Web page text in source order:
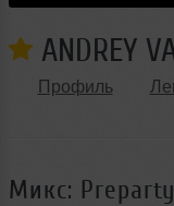
ANDREY
Профиль
Микс: